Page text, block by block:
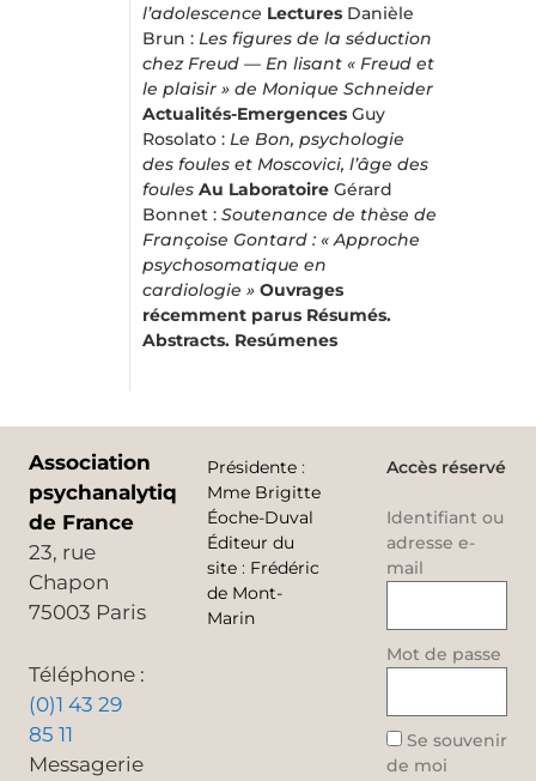
l’adolescence Lectures Danièle
Brun : Les figures de la séduction
chez Freud — En lisant « Freud et
le plaisir » de Monique Schneider
Actualités-Emergences Guy
Rosolato : Le Bon, psychologie
des foules et Moscovici, l’âge des
foules Au Laboratoire Gérard
Bonnet : Soutenance de thèse de
Françoise Gontard : « Approche
psychosomatique en
cardiologie » Ouvrages
récemment parus Résumés.
Abstracts. Resúmenes
Association
psychanalytique
de France
23, rue
Chapon
75003 Paris
Téléphone :
(0)1 43 29
85 11
Messagerie
Présidente :
Mme Brigitte
Éoche-Duval
Éditeur du
site : Frédéric
de Mont-
Marin
Accès réservé
Identifiant ou
adresse e-
mail
Mot de passe
Se souvenir
de moi